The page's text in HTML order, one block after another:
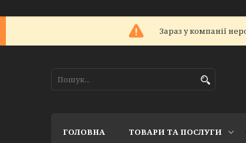
Зараз у компанії
ГОЛОВНА ТОВАРИ ТА ПОСЛУГИ